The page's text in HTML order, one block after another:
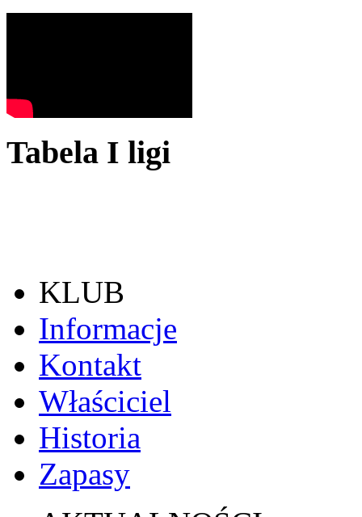
Tabela I ligi
KLUB
Informacje
Kontakt
Właściciel
Historia
Zapasy